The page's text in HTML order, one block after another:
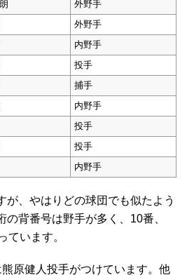
外野手
外野手
内野手
投手
捕手
内野手
投手
投手
内野手
が、やはりどの球団でも似たよう
の背番号は野手が多く、10番、
ています。
原健人投手がつけています。他